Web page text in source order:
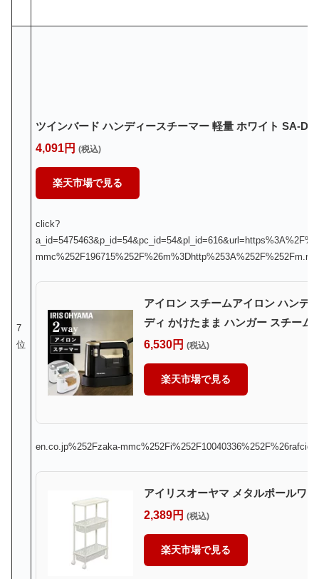
7
位
ツインバード ハンディースチーマー 軽量 ホワイト SA-
4,091円(税込)
楽天市場で見る
click?
アイロン スチームアイロン ハンデ
ディ かけたまま ハンガー スチーム
6,530円(税込)
楽天市場で見る
en.co.jp%252Fzaka-
アイリスオーヤマ メタルポールワ
2,389円(税込)
楽天市場で見る